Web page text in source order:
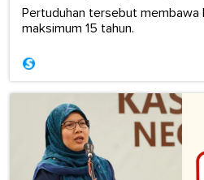
Pertuduhan tersebut membawa
maksimum 15 tahun.